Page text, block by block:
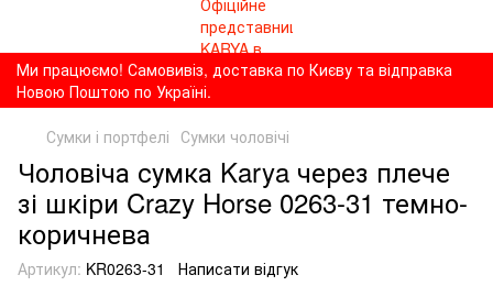
Ми працюємо! Самовивіз, доставка по Києву та відправка
Новою Поштою по Україні.
Сумки і портфелі Сумки чоловічі
Чоловіча сумка Karya через плече
зі шкіри Crazy Horse 0263-31 темно-
коричнева
Артикул: KR0263-31 Написати відгук